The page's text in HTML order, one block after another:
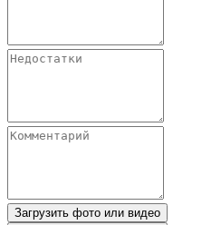
Загрузить фото или видео